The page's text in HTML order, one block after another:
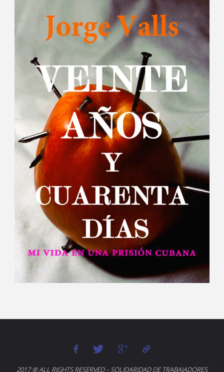
2017 ® ALL RIGHTS RESERVED – SOLIDARIDAD DE TRABAJADORES